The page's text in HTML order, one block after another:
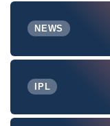
NEWS
IPL